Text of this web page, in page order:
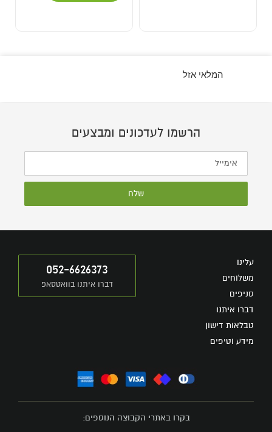
המלאי אזל
הרשמו לעדכונים ומבצעים
שלח
עלינו
משלוחים
סניפים
דברו איתנו
טבלאות דישון
מידע וטיפים
052-6626373
דברו איתנו בוואטסאפ
בקרו באתרי הקבוצה הנוספים: